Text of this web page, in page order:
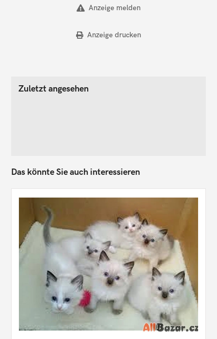
Anzeige melden
Anzeige drucken
Zuletzt angesehen
Das könnte Sie auch interessieren